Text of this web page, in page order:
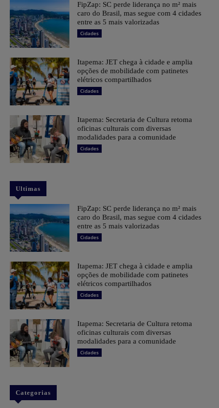
FipZap: SC perde liderança no m² mais
caro do Brasil, mas segue com 4 cidades
entre as 5 mais valorizadas
Cidades
Itapema: JET chega à cidade e amplia
opções de mobilidade com patinetes
elétricos compartilhados
Cidades
Itapema: Secretaria de Cultura retoma
oficinas culturais com diversas
modalidades para a comunidade
Cidades
Ultimas
FipZap: SC perde liderança no m² mais
caro do Brasil, mas segue com 4 cidades
entre as 5 mais valorizadas
Cidades
Itapema: JET chega à cidade e amplia
opções de mobilidade com patinetes
elétricos compartilhados
Cidades
Itapema: Secretaria de Cultura retoma
oficinas culturais com diversas
modalidades para a comunidade
Cidades
Categorias